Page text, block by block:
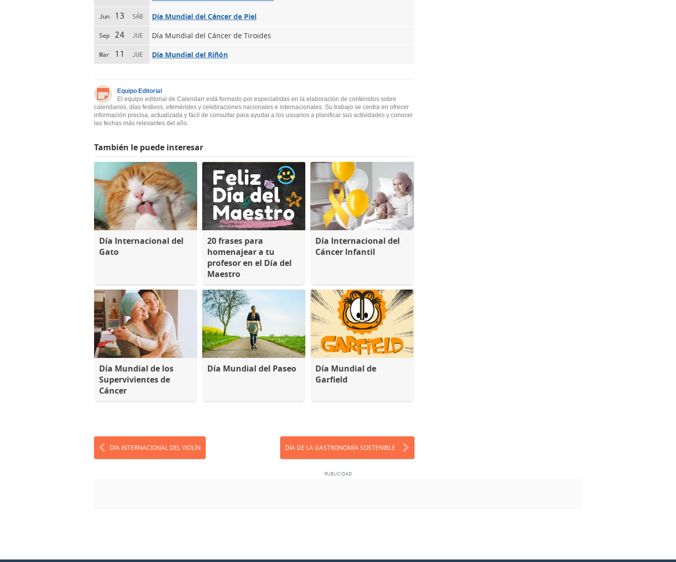
Jun 13 SÁB Día Mundial del Cáncer de Piel
Sep 24 JUE Día Mundial del Cáncer de Tiroides
Mar 11 JUE Día Mundial del Riñón
Equipo Editorial
El equipo editorial de Calendarr está formado por especialistas en la elaboración de contenidos sobre
calendarios, días festivos, efemérides y celebraciones nacionales e internacionales. Su trabajo se centra en ofrecer
información precisa, actualizada y fácil de consultar para ayudar a los usuarios a planificar sus actividades y conocer
las fechas más relevantes del año.
También le puede interesar
Día Internacional del
Gato
20 frases para
homenajear a tu
profesor en el Día del
Maestro
Día Internacional del
Cáncer Infantil
Día Mundial de los
Supervivientes de
Cáncer
Día Mundial del Paseo
Día Mundial de
Garfield
DÍA INTERNACIONAL DEL VIOLÍN DÍA DE LA GASTRONOMÍA SOSTENIBLE